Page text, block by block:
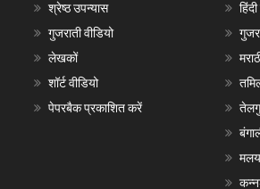
श्रेष्ठ उपन्यास
गुजराती वीडियो
लेखकों
शॉर्ट वीडियो
पेपरबैक प्रकाशित करें